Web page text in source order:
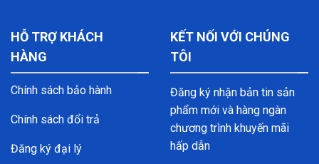
HỖ TRỢ KHÁCH
HÀNG
Chính sách bảo hành
Chính sách đổi trả
Đăng ký đại lý
KẾT NỐI VỚI CHÚNG
TÔI
Đăng ký nhận bản tin sản
phẩm mới và hàng ngàn
chương trình khuyến mãi
hấp dẫn